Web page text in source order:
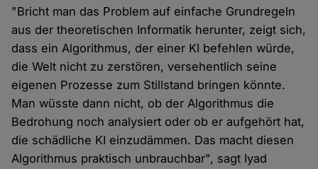
"Bricht man das Problem auf einfache Grundregeln
aus der theoretischen Informatik herunter, zeigt sich,
dass ein Algorithmus, der einer KI befehlen würde,
die Welt nicht zu zerstören, versehentlich seine
eigenen Prozesse zum Stillstand bringen könnte.
Man wüsste dann nicht, ob der Algorithmus die
Bedrohung noch analysiert oder ob er aufgehört hat,
die schädliche KI einzudämmen. Das macht diesen
Algorithmus praktisch unbrauchbar", sagt Iyad